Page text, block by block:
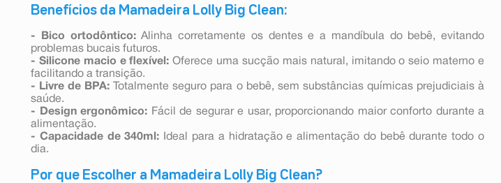
Benefícios da Mamadeira Lolly Big Clean:
- Bico ortodôntico:Alinha corretamente os dentes e a mandíbula do bebê, evitando
problemas bucais futuros.
- Silicone macio e flexível:Oferece uma sucção mais natural, imitando o seio materno e
facilitando a transição.
- Livre de BPA:
Totalmente seguro para o bebê, sem substâncias químicas prejudiciais à
saúde.
- Design ergonômico: Fácil de segurar e usar, proporcionando maior conforto durante a
alimentação.
- Capacidade de 340ml: Ideal para a hidratação e alimentação do bebê durante todo o
dia.
Por que Escolher a Mamadeira Lolly Big Clean?